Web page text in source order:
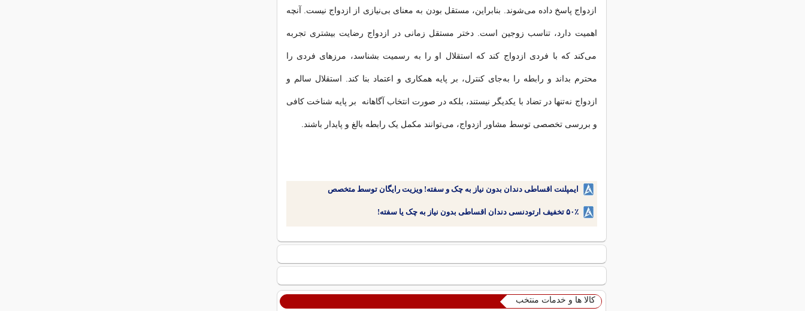
ازدواج پاسخ داده می‌شوند. بنابراین، مستقل بودن به معنای بی‌نیازی از ازدواج نیست. آنچه
اهمیت دارد، تناسب زوجین است. دختر مستقل زمانی در ازدواج رضایت بیشتری تجربه
می‌کند که با فردی ازدواج کند که استقلال او را به رسمیت بشناسد، مرزهای فردی را
محترم بداند و رابطه را به‌جای کنترل، بر پایه همکاری و اعتماد بنا کند. استقلال سالم و
ازدواج نه‌تنها در تضاد با یکدیگر نیستند، بلکه در صورت انتخاب آگاهانه بر پایه شناخت کافی
و بررسی تخصصی توسط مشاور ازدواج، می‌توانند مکمل یک رابطه بالغ و پایدار باشند.
ایمپلنت اقساطی دندان بدون نیاز به چک و سفته! ویزیت رایگان توسط متخصص
۵۰٪ تخفیف ارتودنسی دندان اقساطی بدون نیاز به چک یا سفته!
کالا ها و خدمات منتخب